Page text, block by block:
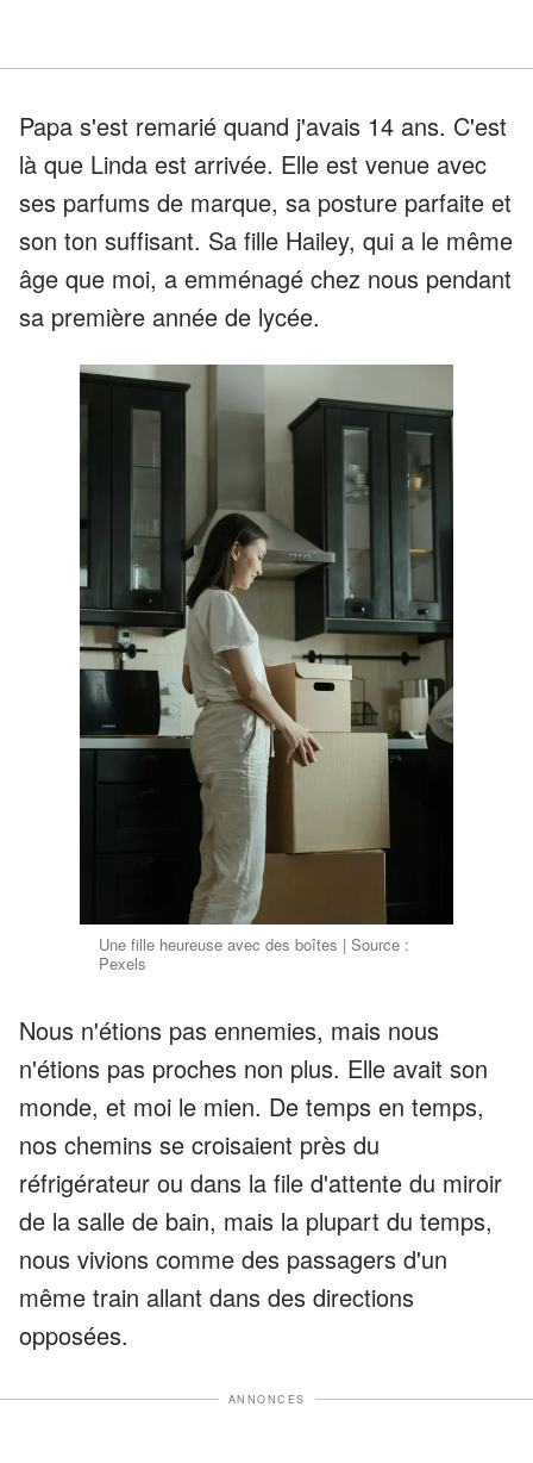
Papa s'est remarié quand j'avais 14 ans. C'est
là que Linda est arrivée. Elle est venue avec
ses parfums de marque, sa posture parfaite et
son ton suffisant. Sa fille Hailey, qui a le même
âge que moi, a emménagé chez nous pendant
sa première année de lycée.
Une fille heureuse avec des boîtes | Source :
Pexels
Nous n'étions pas ennemies, mais nous
n'étions pas proches non plus. Elle avait son
monde, et moi le mien. De temps en temps,
nos chemins se croisaient près du
réfrigérateur ou dans la file d'attente du miroir
de la salle de bain, mais la plupart du temps,
nous vivions comme des passagers d'un
même train allant dans des directions
opposées.
ANNONCES